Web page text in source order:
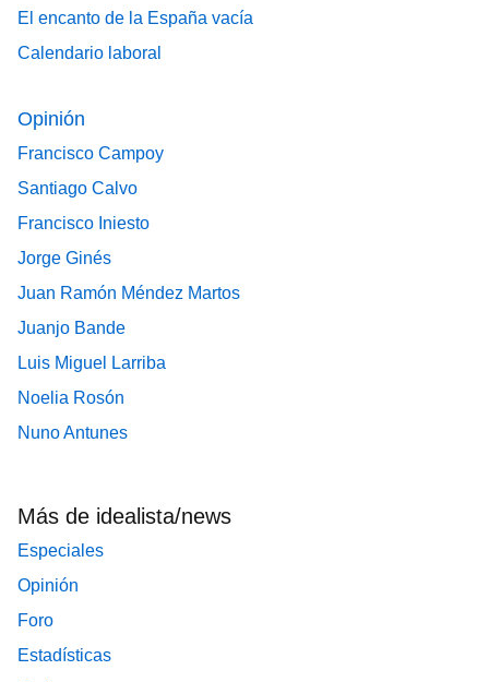
El encanto de la España vacía
Calendario laboral
Opinión
Francisco Campoy
Santiago Calvo
Francisco Iniesto
Jorge Ginés
Juan Ramón Méndez Martos
Juanjo Bande
Luis Miguel Larriba
Noelia Rosón
Nuno Antunes
Más de idealista/news
Especiales
Opinión
Foro
Estadísticas